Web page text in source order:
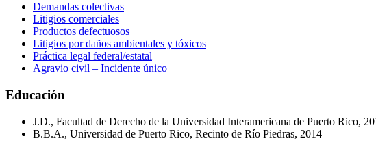
Demandas colectivas
Litigios comerciales
Productos defectuosos
Litigios por daños ambientales y tóxicos
Práctica legal federal/estatal
Agravio civil – Incidente único
Educación
J.D., Facultad de Derecho de la Universidad Interamericana de Puerto Rico,
B.B.A., Universidad de Puerto Rico, Recinto de Río Piedras, 2014